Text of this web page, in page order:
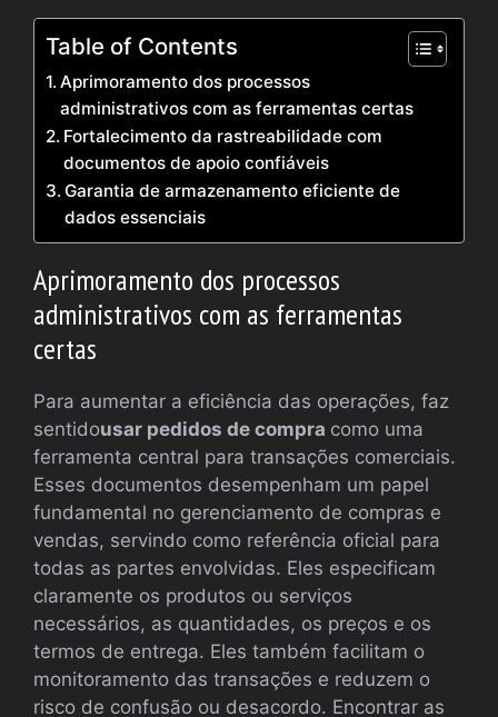
Table of Contents
Aprimoramento dos processos
administrativos com as ferramentas certas
Fortalecimento da rastreabilidade com
documentos de apoio confiáveis
Garantia de armazenamento eficiente de
dados essenciais
Aprimoramento dos processos
administrativos com as ferramentas
certas
Para aumentar a eficiência das operações, faz
sentidousar pedidos de compra como uma
ferramenta central para transações comerciais.
Esses documentos desempenham um papel
fundamental no gerenciamento de compras e
vendas, servindo como referência oficial para
todas as partes envolvidas. Eles especificam
claramente os produtos ou serviços
necessários, as quantidades, os preços e os
termos de entrega. Eles também facilitam o
monitoramento das transações e reduzem o
risco de confusão ou desacordo. Encontrar as